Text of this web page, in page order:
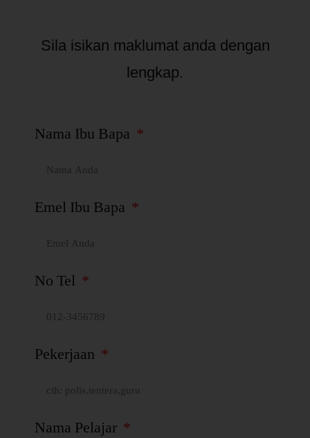
Sila isikan maklumat anda dengan
lengkap.
Nama Ibu Bapa
Emel Ibu Bapa
No Tel
Pekerjaan
Nama Pelajar